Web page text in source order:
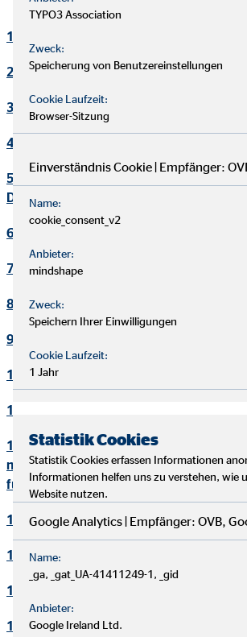
1. Verantwortlicher
2. Kontakt Datenschutzbeauftragter
3. Maßgebliche Rechtsgrundlagen
4. Sicherheitsmaßnahmen
5. Übermittlung und Offenbarung von
Daten
6. Datenverarbeitung in Drittländern
7. Einsatz von Cookies
8. Kontaktaufnahme
9. Bereitstellung des Onlineangebotes
10. Bewerbungsverfahren
11. Online-Marketing
12. Informationen zum Datenschutz und
notwendige Informationen beim Einsatz
für Videokonferenzen
13. Löschung von Daten
14. Präsenzen in sozialen Netzwerken
15. Plugins und eingebettete Funktionen
16. Änderung und Aktualisierung der
TYPO3 Association
Zweck:
Speicherung von Benutzereinstellungen
Cookie Laufzeit:
Browser-Sitzung
Einverständnis Cookie | Empfänger:
Name:
cookie_consent_v2
Anbieter:
mindshape
Zweck:
Speichern Ihrer Einwilligungen
Cookie Laufzeit:
1 Jahr
Statistik Cookies
Statistik Cookies erfassen Informationen
Informationen helfen uns zu verstehen, wie
Website nutzen.
Google Analytics | Empfänger: OVB,
Name:
_ga, _gat_UA-41411249-1, _gid
Anbieter:
Google Ireland Ltd.